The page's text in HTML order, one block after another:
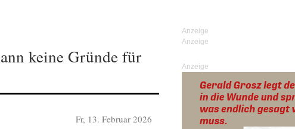
keine Gründe für
Fr, 13. Februar 2026
Anzeige